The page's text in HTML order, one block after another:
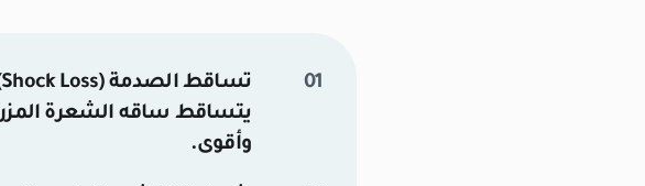
تساقط الصدمة (Shock Loss):
يتساقط ساقه الشعرة
وأقوى.